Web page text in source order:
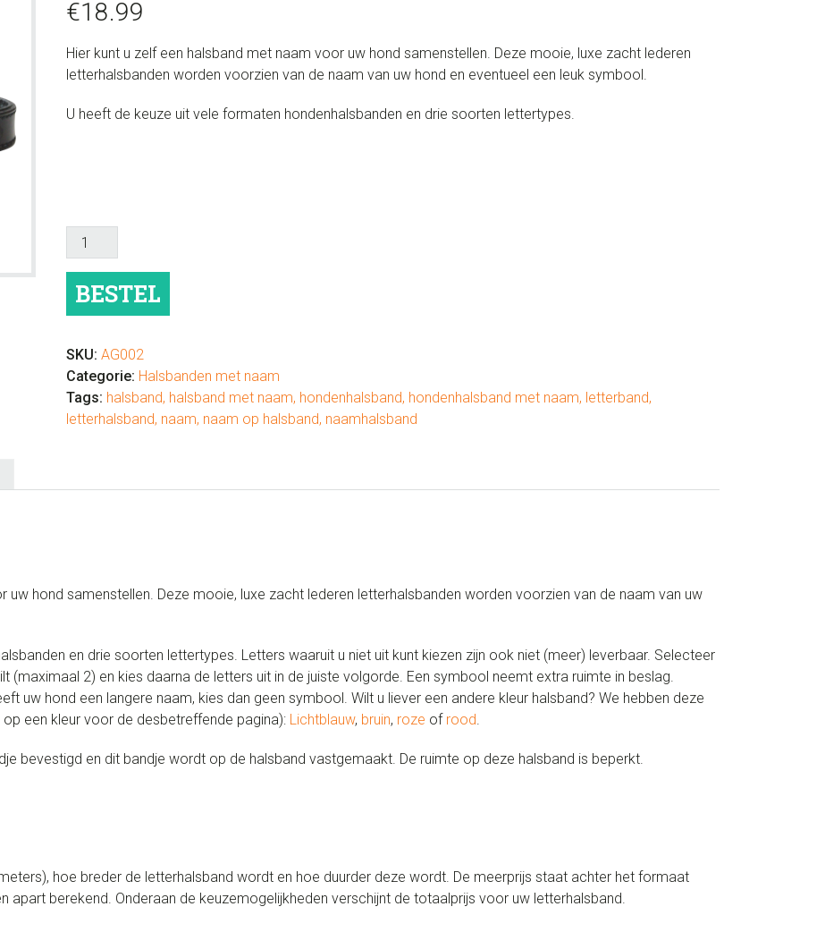
€18.99
Hier kunt u zelf een halsband met naam voor uw hond samenstellen. Deze mooie, luxe zacht lederen
letterhalsbanden worden voorzien van de naam van uw hond en eventueel een leuk symbool.
U heeft de keuze uit vele formaten hondenhalsbanden en drie soorten lettertypes.
Leren
halsband
naam
zwart
BESTEL
SKU: AG002
Categorie: Halsbanden met naam
Tags: halsband, halsband met naam, hondenhalsband, hondenhalsband met naam, letterband,
letterhalsband, naam, naam op halsband, naamhalsband
uw hond samenstellen. Deze mooie, luxe zacht lederen letterhalsbanden worden voorzien van de naam van uw
en drie soorten lettertypes. Letters waaruit u niet uit kunt kiezen zijn ook niet (meer) leverbaar. Selecteer
(maximaal 2) en kies daarna de letters uit in de juiste volgorde. Een symbool neemt extra ruimte in beslag.
uw hond een langere naam, kies dan geen symbool. Wilt u liever een andere kleur halsband? We hebben deze
een kleur voor de desbetreffende pagina): Lichtblauw, bruin, roze of rood.
bevestigd en dit bandje wordt op de halsband vastgemaakt. De ruimte op deze halsband is beperkt.
hoe breder de letterhalsband wordt en hoe duurder deze wordt. De meerprijs staat achter het formaat
apart berekend. Onderaan de keuzemogelijkheden verschijnt de totaalprijs voor uw letterhalsband.